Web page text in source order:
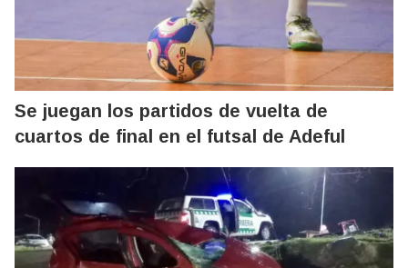
Se juegan los partidos de vuelta de
cuartos de final en el futsal de Adeful